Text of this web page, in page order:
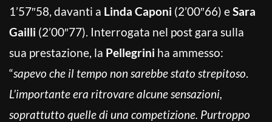
1’57″58, davanti a Linda Caponi (2’00″66) eSara
Gailli (2’00″77). Interrogata nel post gara sulla
sua prestazione, la Pellegrini ha ammesso:
“sapevo che il tempo non sarebbe stato strepitoso.
L’importante era ritrovare alcune sensazioni,
soprattutto quelle di una competizione. Purtroppo